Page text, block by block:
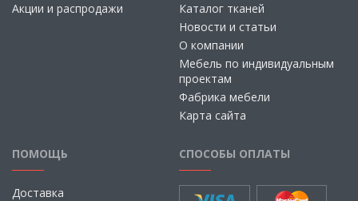
Акции и распродажи
Каталог тканей
Новости и статьи
О компании
Мебель по индивидуальным
проектам
Фабрика мебели
Карта сайта
ПОМОЩЬ
Доставка
СПОСОБЫ ОПЛАТЫ